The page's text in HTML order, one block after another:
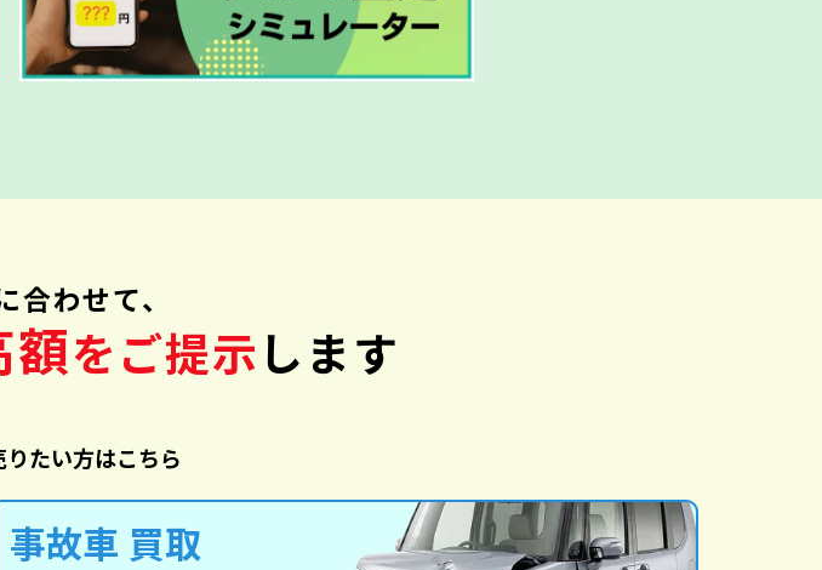
合わせて、
額をご提示します
たい方はこちら
事故車 買取